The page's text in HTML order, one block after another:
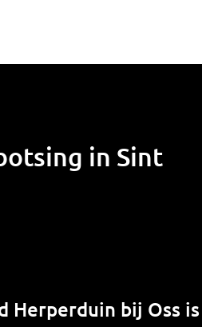
in Sint
Herperduin bij Oss is